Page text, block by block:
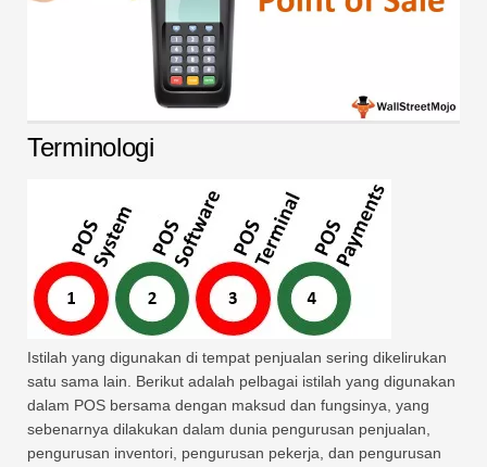
Terminologi
Istilah yang digunakan di tempat penjualan sering dikelirukan
satu sama lain. Berikut adalah pelbagai istilah yang digunakan
dalam POS bersama dengan maksud dan fungsinya, yang
sebenarnya dilakukan dalam dunia pengurusan penjualan,
pengurusan inventori, pengurusan pekerja, dan pengurusan